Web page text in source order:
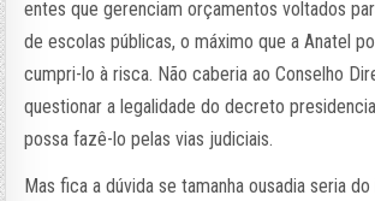
entes que gerenciam orçamentos voltados
de escolas públicas, o máximo que a Anatel
cumpri-lo à risca. Não caberia ao Conselho
questionar a legalidade do decreto
possa fazê-lo pelas vias judiciais.
Mas fica a dúvida se tamanha ousadia seria